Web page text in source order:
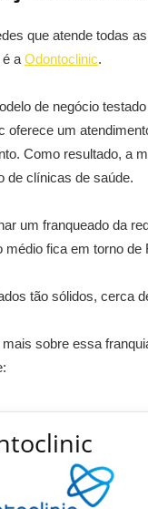
que atende todas
é a Odontoclinic.
de negócio
oferece um
Como resultado, a
de clínicas de saúde.
um franqueado da
médio fica em torno
tão sólidos, cerca
sobre essa